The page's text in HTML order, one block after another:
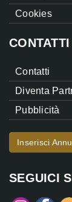
Cookies
Contatti
Diventa
Pubblicità
Inserisci
SEGUICI